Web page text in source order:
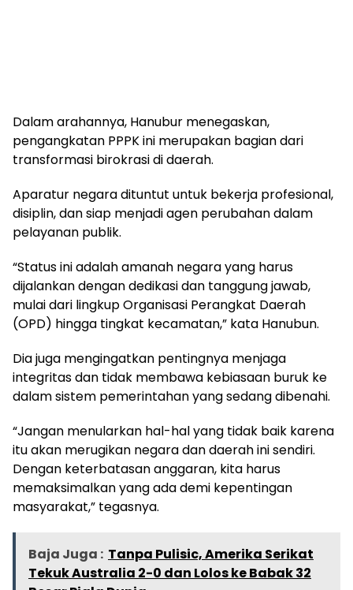
Dalam arahannya, Hanubur menegaskan,
pengangkatan PPPK ini merupakan bagian dari
transformasi birokrasi di daerah.
Aparatur negara dituntut untuk bekerja profesional,
disiplin, dan siap menjadi agen perubahan dalam
pelayanan publik.
“Status ini adalah amanah negara yang harus
dijalankan dengan dedikasi dan tanggung jawab,
mulai dari lingkup Organisasi Perangkat Daerah
(OPD) hingga tingkat kecamatan,” kata Hanubun.
Dia juga mengingatkan pentingnya menjaga
integritas dan tidak membawa kebiasaan buruk ke
dalam sistem pemerintahan yang sedang dibenahi.
“Jangan menularkan hal-hal yang tidak baik karena
itu akan merugikan negara dan daerah ini sendiri.
Dengan keterbatasan anggaran, kita harus
memaksimalkan yang ada demi kepentingan
masyarakat,” tegasnya.
Baja Juga : Tanpa Pulisic, Amerika Serikat
Tekuk Australia 2-0 dan Lolos ke Babak 32